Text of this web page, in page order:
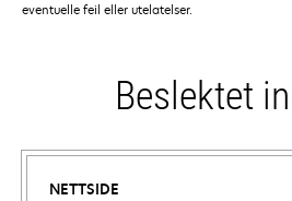
eventuelle feil eller utelatelser.
Beslektet
NETTSIDE